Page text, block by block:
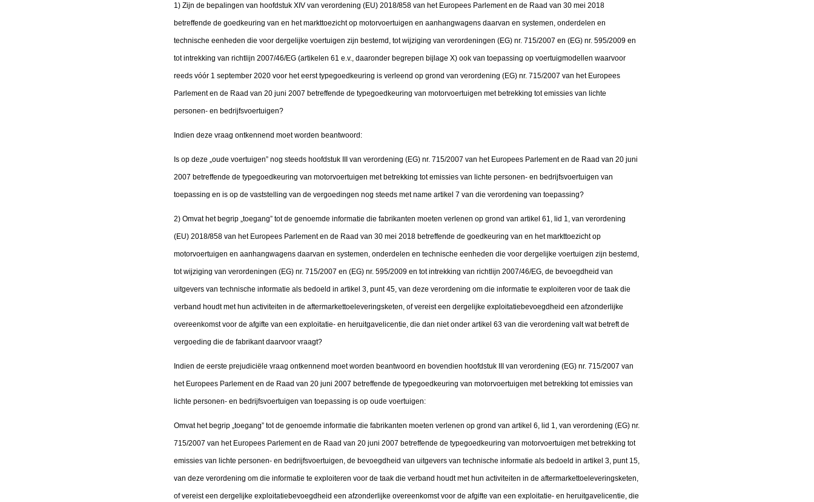
1) Zijn de bepalingen van hoofdstuk XIV van verordening (EU) 2018/858 van het Europees Parlement en de Raad van 30 mei 2018
betreffende de goedkeuring van en het markttoezicht op motorvoertuigen en aanhangwagens daarvan en systemen, onderdelen en
technische eenheden die voor dergelijke voertuigen zijn bestemd, tot wijziging van verordeningen (EG) nr. 715/2007 en (EG) nr. 595/2009 en
tot intrekking van richtlijn 2007/46/EG (artikelen 61 e.v., daaronder begrepen bijlage X) ook van toepassing op voertuigmodellen waarvoor
reeds vóór 1 september 2020 voor het eerst typegoedkeuring is verleend op grond van verordening (EG) nr. 715/2007 van het Europees
Parlement en de Raad van 20 juni 2007 betreffende de typegoedkeuring van motorvoertuigen met betrekking tot emissies van lichte
personen- en bedrijfsvoertuigen?
Indien deze vraag ontkennend moet worden beantwoord:
Is op deze „oude voertuigen” nog steeds hoofdstuk III van verordening (EG) nr. 715/2007 van het Europees Parlement en de Raad van 20 juni
2007 betreffende de typegoedkeuring van motorvoertuigen met betrekking tot emissies van lichte personen- en bedrijfsvoertuigen van
toepassing en is op de vaststelling van de vergoedingen nog steeds met name artikel 7 van die verordening van toepassing?
2) Omvat het begrip „toegang” tot de genoemde informatie die fabrikanten moeten verlenen op grond van artikel 61, lid 1, van verordening
(EU) 2018/858 van het Europees Parlement en de Raad van 30 mei 2018 betreffende de goedkeuring van en het markttoezicht op
motorvoertuigen en aanhangwagens daarvan en systemen, onderdelen en technische eenheden die voor dergelijke voertuigen zijn bestemd,
tot wijziging van verordeningen (EG) nr. 715/2007 en (EG) nr. 595/2009 en tot intrekking van richtlijn 2007/46/EG, de bevoegdheid van
uitgevers van technische informatie als bedoeld in artikel 3, punt 45, van deze verordening om die informatie te exploiteren voor de taak die
verband houdt met hun activiteiten in de aftermarkettoeleveringsketen, of vereist een dergelijke exploitatiebevoegdheid een afzonderlijke
overeenkomst voor de afgifte van een exploitatie- en heruitgavelicentie, die dan niet onder artikel 63 van die verordening valt wat betreft de
vergoeding die de fabrikant daarvoor vraagt?
Indien de eerste prejudiciële vraag ontkennend moet worden beantwoord en bovendien hoofdstuk III van verordening (EG) nr. 715/2007 van
het Europees Parlement en de Raad van 20 juni 2007 betreffende de typegoedkeuring van motorvoertuigen met betrekking tot emissies van
lichte personen- en bedrijfsvoertuigen van toepassing is op oude voertuigen:
Omvat het begrip „toegang” tot de genoemde informatie die fabrikanten moeten verlenen op grond van artikel 6, lid 1, van verordening (EG) nr.
715/2007 van het Europees Parlement en de Raad van 20 juni 2007 betreffende de typegoedkeuring van motorvoertuigen met betrekking tot
emissies van lichte personen- en bedrijfsvoertuigen, de bevoegdheid van uitgevers van technische informatie als bedoeld in artikel 3, punt 15,
van deze verordening om die informatie te exploiteren voor de taak die verband houdt met hun activiteiten in de aftermarkettoeleveringsketen,
of vereist een dergelijke exploitatiebevoegdheid een afzonderlijke overeenkomst voor de afgifte van een exploitatie- en heruitgavelicentie, die